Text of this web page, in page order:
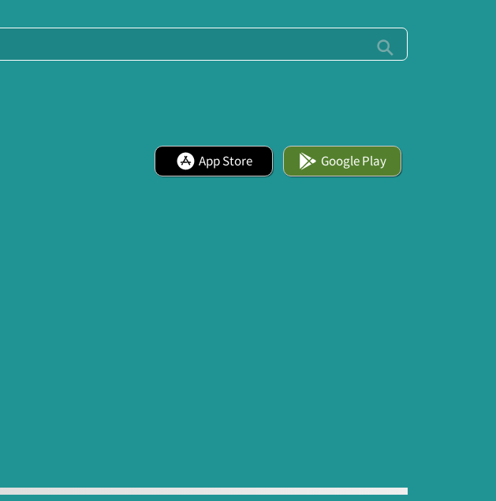
App Store Google Play